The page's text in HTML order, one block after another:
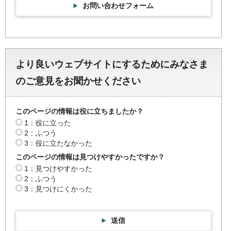
お問い合わせフォーム
より良いウェブサイトにするためにみなさま
のご意見をお聞かせください
このページの情報は役に立ちましたか？
1：役に立った
2：ふつう
3：役に立たなかった
このページの情報は見つけやすかったですか？
1：見つけやすかった
2：ふつう
3：見つけにくかった
送信